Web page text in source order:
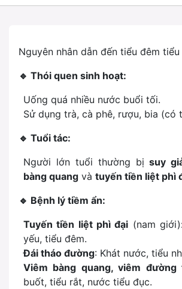
Nguyên nhân dẫn đến tiểu đêm tiểu
🔹 Thói quen sinh hoạt:
Uống quá nhiều nước buổi tối.
Sử dụng trà, cà phê, rượu, bia (có
🔹 Tuổi tác:
Người lớn tuổi thường bịsuy
bàng quang và tuyến tiền liệt phì
🔹 Bệnh lý tiềm ẩn:
Tuyến tiền liệt phì đại (nam
yếu, tiểu đêm.
Đái tháo đường: Khát nước, tiểu
Viêm bàng quang, viêm đường
buốt, tiểu rắt, nước tiểu đục.